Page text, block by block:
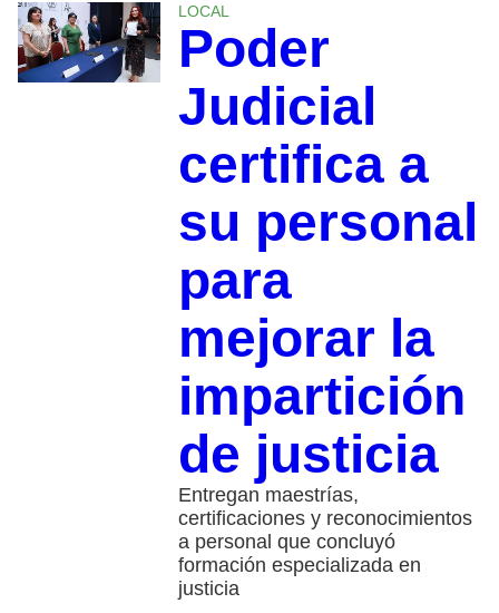
LOCAL
Poder
Judicial
certifica a
su personal
para
mejorar la
impartición
de justicia
Entregan maestrías,
certificaciones y reconocimientos
a personal que concluyó
formación especializada en
justicia